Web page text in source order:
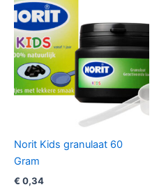
Norit Kids granulaat 60
Gram
€ 0,34